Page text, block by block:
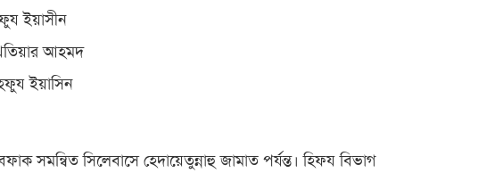
ইয়াসীন
আহমদ
ইয়াসিন
সমন্বিত সিলেবাসে হেদায়েতুন্নাহু জামাত পর্যন্ত। হিফয বিভাগ